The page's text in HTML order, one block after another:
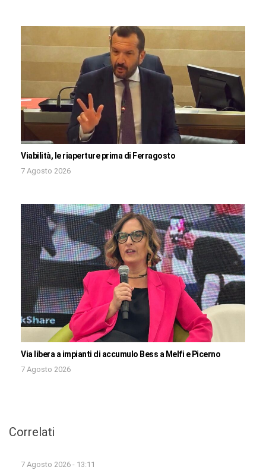
Viabilità, le riaperture prima di Ferragosto
7 Agosto 2026
Via libera a impianti di accumulo Bess a Melfi e Picerno
7 Agosto 2026
Correlati
7 Agosto 2026 - 13:11